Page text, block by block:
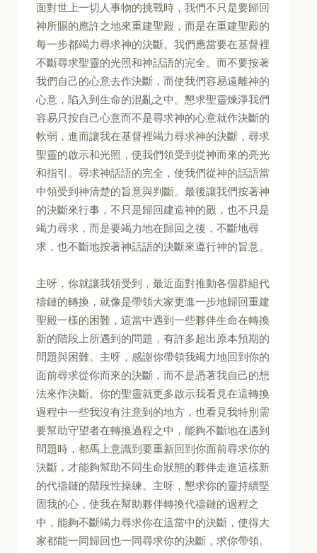
面對世上一切人事物的挑戰時，我們不只是要歸回
神所賜的應許之地來重建聖殿，而是在重建聖殿的
每一步都竭力尋求神的決斷。我們應當要在基督裡
不斷尋求聖靈的光照和神話語的完全。而不要按著
我們自己的心意去作決斷，而使我們容易遠離神的
心意，陷入到生命的混亂之中。懇求聖靈煉淨我們
容易只按自己心意而不是尋求神的心意就作決斷的
軟弱，進而讓我在基督裡竭力尋求神的決斷，尋求
聖靈的啟示和光照，使我們領受到從神而來的亮光
和指引。尋求神話語的完全，使我們從神的話語當
中領受到神清楚的旨意與判斷。最後讓我們按著神
的決斷來行事，不只是歸回建造神的殿，也不只是
竭力尋求，而是要竭力地在歸回之後，不斷地尋
求，也不斷地按著神話語的決斷來遵行神的旨意。
主呀，你就讓我領受到，最近面對推動各個群組代
禱鏈的轉換，就像是帶領大家更進一步地歸回重建
聖殿一樣的困難，這當中遇到一些夥伴生命在轉換
新的階段上所遇到的問題，有許多超出原本預期的
問題與困難。主呀，感謝你帶領我竭力地回到你的
面前尋求從你而來的決斷，而不是憑著我自己的想
法來作決斷。你的聖靈就更多啟示我看見在這轉換
過程中一些我沒有注意到的地方，也看見我特別需
要幫助守望者在轉換過程之中，能夠不斷地在遇到
問題時，都馬上意識到要重新回到你面前尋求你的
決斷，才能夠幫助不同生命狀態的夥伴走進這樣新
的代禱鏈的階段性操練。主呀，懇求你的靈持續堅
固我的心，使我在幫助夥伴轉換代禱鏈的過程之
中，能夠不斷竭力尋求你在這當中的決斷，使得大
家都能一同歸回也一同尋求你的決斷，求你帶領。